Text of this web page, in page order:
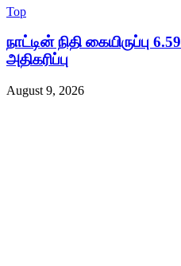
Top
நாட்டின் நிதி கையிருப்பு
அதிகரிப்பு
August 9, 2026